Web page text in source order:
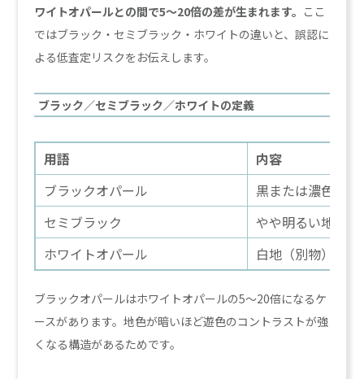
ワイトオパールとの間で5〜20倍の差が生まれます。 ここ
ではブラック・セミブラック・ホワイトの違いと、誤認に
よる低査定リスクをお伝えします。
ブラック／セミブラック／ホワイトの定義
用語
内容
ブラックオパール
黒または濃色地
セミブラック
やや明るい地色
ホワイトオパール
白地（別物）
ブラックオパールはホワイトオパールの5〜20倍になるケ
ースがあります。地色が暗いほど遊色のコントラストが強
くなる構造があるためです。